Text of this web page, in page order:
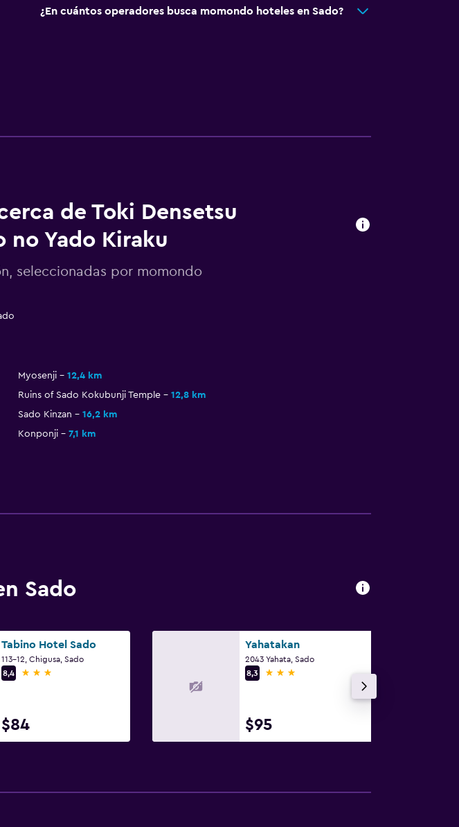
¿En cuántos operadores busca momondo hoteles en Sado?
de Toki Densetsu
no Yado Kiraku
seleccionadas por momondo
Myosenji
12,4 km
Ruins of Sado Kokubunji Temple
12,8 km
Sado Kinzan
16,2 km
Konponji
7,1 km
Sado
Tabino Hotel Sado
113-12, Chigusa, Sado
8,4
3 estrellas
$84
Yahatakan
2043 Yahata, Sado
8,3
3 estrellas
$95